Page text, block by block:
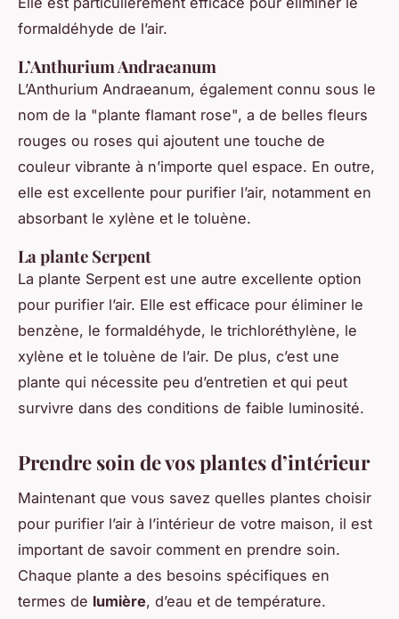
formaldéhyde de l’air.
L’Anthurium Andraeanum
L’Anthurium Andraeanum, également connu sous le
nom de la "plante flamant rose", a de belles fleurs
rouges ou roses qui ajoutent une touche de
couleur vibrante à n’importe quel espace. En outre,
elle est excellente pour purifier l’air, notamment en
absorbant le xylène et le toluène.
La plante Serpent
La plante Serpent est une autre excellente option
pour purifier l’air. Elle est efficace pour éliminer le
benzène, le formaldéhyde, le trichloréthylène, le
xylène et le toluène de l’air. De plus, c’est une
plante qui nécessite peu d’entretien et qui peut
survivre dans des conditions de faible luminosité.
Prendre soin de vos plantes d’intérieur
Maintenant que vous savez quelles plantes choisir
pour purifier l’air à l’intérieur de votre maison, il est
important de savoir comment en prendre soin.
Chaque plante a des besoins spécifiques en
termes de lumière, d’eau et de température.